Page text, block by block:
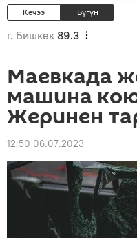
Кечээ Бүгүн
г. Бишкек 89.3
Маевкада
машина
Жеринен
12:50 06.07.2023